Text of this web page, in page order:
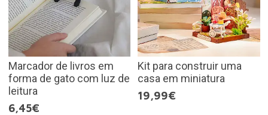
Marcador de livros em
forma de gato com luz de
leitura
6,45€
Kit para construir uma
casa em miniatura
19,99€